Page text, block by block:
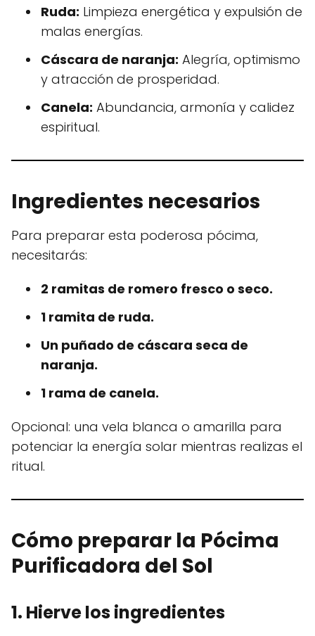
Ruda: Limpieza energética y expulsión de
malas energías.
Cáscara de naranja: Alegría, optimismo
y atracción de prosperidad.
Canela: Abundancia, armonía y calidez
espiritual.
Ingredientes necesarios
Para preparar esta poderosa pócima,
necesitarás:
2 ramitas de romero fresco o seco.
1 ramita de ruda.
Un puñado de cáscara seca de
naranja.
1 rama de canela.
Opcional: una vela blanca o amarilla para
potenciar la energía solar mientras realizas el
ritual.
Cómo preparar la Pócima
Purificadora del Sol
1. Hierve los ingredientes